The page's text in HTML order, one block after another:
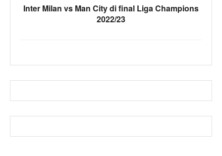
Inter Milan vs Man City di final Liga Champions
2022/23